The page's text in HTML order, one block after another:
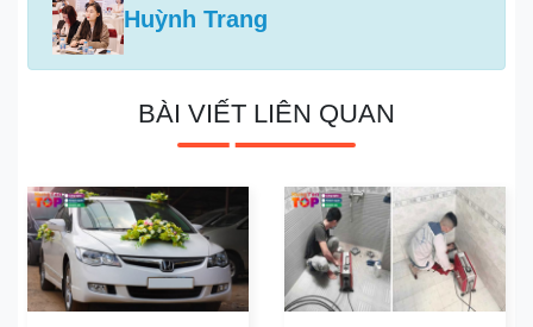
Huỳnh Trang
BÀI VIẾT LIÊN QUAN